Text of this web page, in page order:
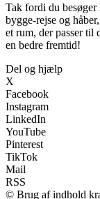
Tak fordi du
bygge-rejse og
et rum, der passer til
en bedre fremtid!
Del og hjælp
X
Facebook
Instagram
LinkedIn
YouTube
Pinterest
TikTok
Mail
RSS
© Brug af indhold